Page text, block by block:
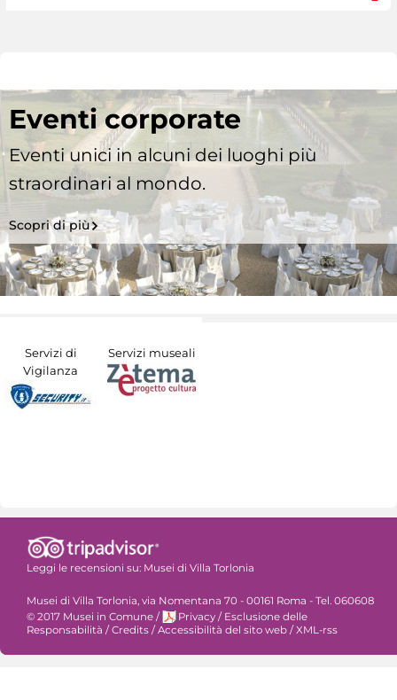
Eventi corporate
Eventi unici in alcuni dei luoghi più
straordinari al mondo.
Scopri di più
Servizi di
Vigilanza
Servizi museali
Leggi le recensioni su: Musei di Villa Torlonia
Musei di Villa Torlonia, via Nomentana 70 - 00161 Roma - Tel. 060608
© 2017 Musei in Comune / Privacy / Esclusione delle
Responsabilità / Credits / Accessibilità del sito web / XML-rss